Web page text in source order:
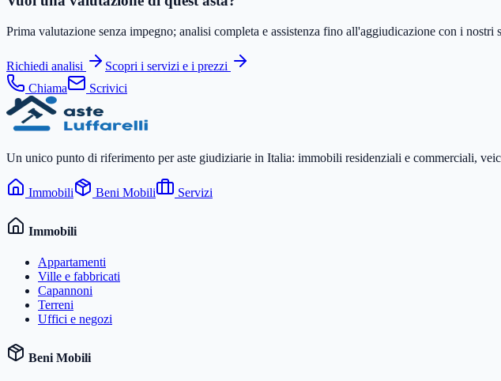
Prima valutazione senza impegno; analisi completa e assistenza fino all'aggiudicazione con i nostri
Richiedi analisi
Scopri i servizi e i prezzi
Chiama
Scrivici
Un unico punto di riferimento per aste giudiziarie in Italia: immobili residenziali e commerciali,
Immobili Beni Mobili Servizi
Immobili
Appartamenti
Ville e fabbricati
Capannoni
Terreni
Uffici e negozi
Beni Mobili